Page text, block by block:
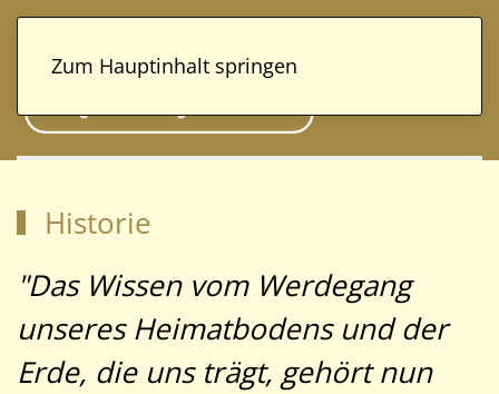
Zum Hauptinhalt springen
Historie
"Das Wissen vom Werdegang
unseres Heimatbodens und der
Erde, die uns trägt, gehört nun